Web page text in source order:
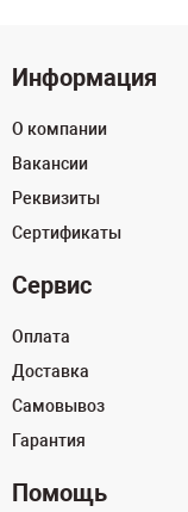
Информация
О компании
Вакансии
Реквизиты
Сертификаты
Сервис
Оплата
Доставка
Самовывоз
Гарантия
Помощь